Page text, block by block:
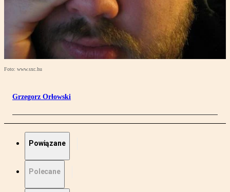
Foto: www.sxc.hu
Grzegorz Orłowski
Powiązane
Polecane